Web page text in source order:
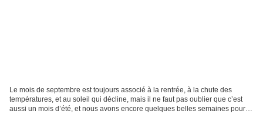
Le mois de septembre est toujours associé à la rentrée, à la chute des
températures, et au soleil qui décline, mais il ne faut pas oublier que c’est
aussi un mois d’été, et nous avons encore quelques belles semaines pour